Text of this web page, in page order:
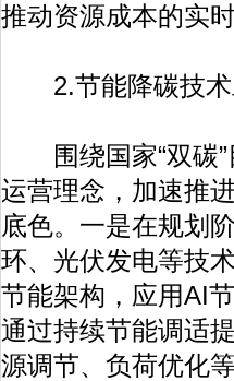
推动资源成本的实
2.节能降碳技术
围绕国家“双碳”
运营理念，加速推
底色。一是在规划
环、光伏发电等技
节能架构，应用AI
通过持续节能调适
源调节、负荷优化